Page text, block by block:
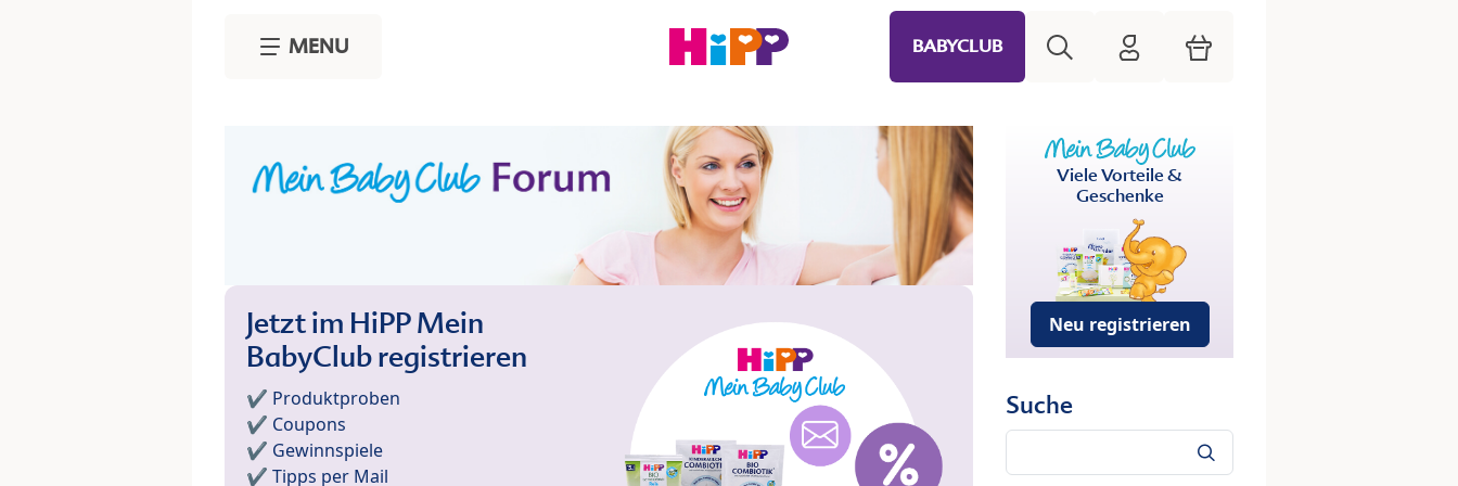
MENU BABYCLUB HiPP Mein Babyclub
Warenkorb
Jetzt im HiPP Mein
BabyClub registrieren
✔️ Produktproben
✔️ Coupons
✔️ Gewinnspiele
✔️ Tipps per Mail
Viele Vorteile &
Geschenke
Neu registrieren
Suche